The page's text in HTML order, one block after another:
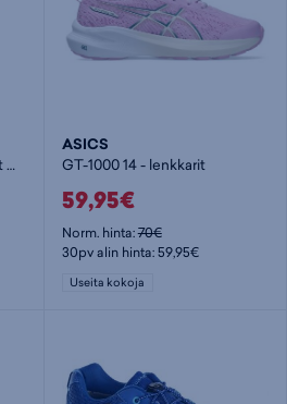
Court Borough Low Recraft GS Jr - lenkkarit
ASICS
GT-1000 14 - lenkkarit
59,95€
Norm. hinta:70€
30pv alin hinta: 59,95€
Useita kokoja